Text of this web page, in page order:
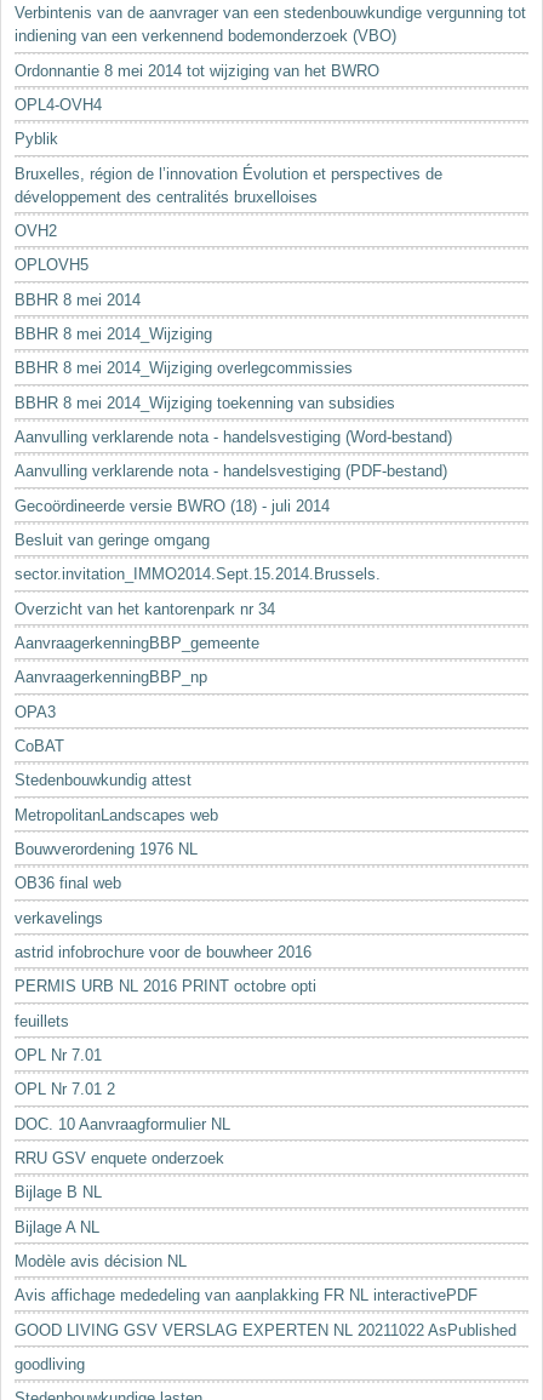
Verbintenis van de aanvrager van een stedenbouwkundige vergunning tot
indiening van een verkennend bodemonderzoek (VBO)
Ordonnantie 8 mei 2014 tot wijziging van het BWRO
OPL4-OVH4
Pyblik
Bruxelles, région de l’innovation Évolution et perspectives de
développement des centralités bruxelloises
OVH2
OPLOVH5
BBHR 8 mei 2014
BBHR 8 mei 2014_Wijziging
BBHR 8 mei 2014_Wijziging overlegcommissies
BBHR 8 mei 2014_Wijziging toekenning van subsidies
Aanvulling verklarende nota - handelsvestiging (Word-bestand)
Aanvulling verklarende nota - handelsvestiging (PDF-bestand)
Gecoördineerde versie BWRO (18) - juli 2014
Besluit van geringe omgang
sector.invitation_IMMO2014.Sept.15.2014.Brussels.
Overzicht van het kantorenpark nr 34
AanvraagerkenningBBP_gemeente
AanvraagerkenningBBP_np
OPA3
CoBAT
Stedenbouwkundig attest
MetropolitanLandscapes web
Bouwverordening 1976 NL
OB36 final web
verkavelings
astrid infobrochure voor de bouwheer 2016
PERMIS URB NL 2016 PRINT octobre opti
feuillets
OPL Nr 7.01
OPL Nr 7.01 2
DOC. 10 Aanvraagformulier NL
RRU GSV enquete onderzoek
Bijlage B NL
Bijlage A NL
Modèle avis décision NL
Avis affichage mededeling van aanplakking FR NL interactivePDF
GOOD LIVING GSV VERSLAG EXPERTEN NL 20211022 AsPublished
goodliving